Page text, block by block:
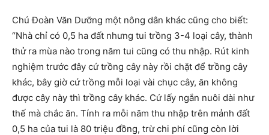
Chú Đoàn Văn Dưỡng một nông dân khác cũng cho biết:
“Nhà chỉ có 0,5 ha đất nhưng tui trồng 3-4 loại cây, thành
thử ra mùa nào trong năm tui cũng có thu nhập. Rút kinh
nghiệm trước đây cứ trồng cây này rồi chặt để trồng cây
khác, bây giờ cứ trồng mỗi loại vài chục cây, ăn không
được cây này thì trồng cây khác. Cứ lấy ngắn nuôi dài như
thế mà chắc ăn. Tính ra mỗi năm thu nhập trên mảnh đất
0,5 ha của tui là 80 triệu đồng, trừ chi phí cũng còn lời